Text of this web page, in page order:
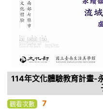
114年文化體驗教育計畫-
觀看次數 7